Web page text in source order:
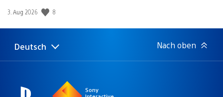
Veröffentlichungsdatum:
3. Aug 2026 8
Select
Aktuelle
Deutsch Nach oben
Sony